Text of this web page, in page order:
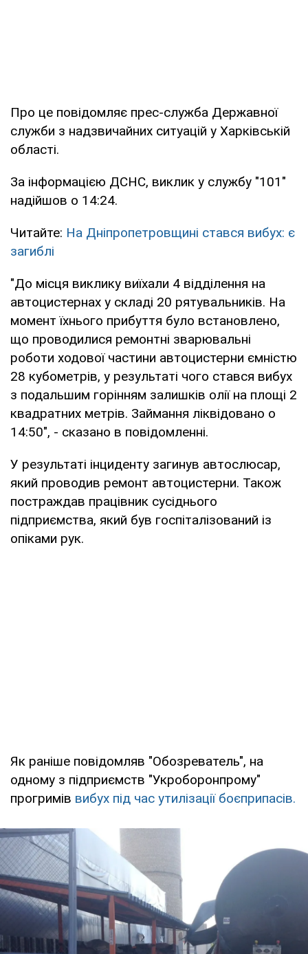
Про це повідомляє прес-служба Державної
служби з надзвичайних ситуацій у Харківській
області.
За інформацією ДСНС, виклик у службу "101"
надійшов о 14:24.
Читайте: На Дніпропетровщині стався вибух: є
загиблі
"До місця виклику виїхали 4 відділення на
автоцистернах у складі 20 рятувальників. На
момент їхнього прибуття було встановлено,
що проводилися ремонтні зварювальні
роботи ходової частини автоцистерни ємністю
28 кубометрів, у результаті чого стався вибух
з подальшим горінням залишків олії на площі 2
квадратних метрів. Займання ліквідовано о
14:50", - сказано в повідомленні.
У результаті інциденту загинув автослюсар,
який проводив ремонт автоцистерни. Також
постраждав працівник сусіднього
підприємства, який був госпіталізований із
опіками рук.
Як раніше повідомляв "Обозреватель", на
одному з підприємств "Укроборонпрому"
прогримів вибух під час утилізації боєприпасів.